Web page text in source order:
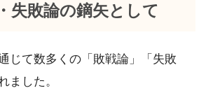
失敗論の鏑矢として
じて数多くの「敗戦論」「失敗
ました。